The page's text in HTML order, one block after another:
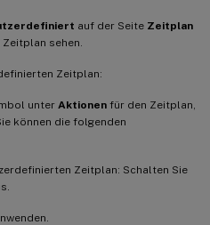
auf der Seite Zeitplan
sehen.
Zeitplan:
unter Aktionen für den Zeitplan,
können die folgenden
Zeitplan: Schalten Sie